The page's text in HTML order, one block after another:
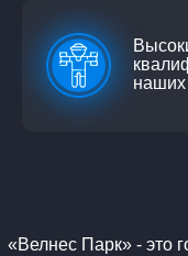
наших
«Велнес Парк» - это